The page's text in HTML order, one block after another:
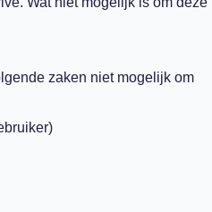
zaken niet mogelijk om